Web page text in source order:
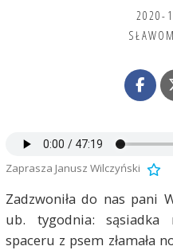
2020-
Zaprasza Janusz Wilczyński
Zadzwoniła do nas pani
ub. tygodnia: sąsiadka
spaceru z psem złamała